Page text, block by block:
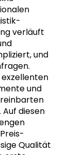
verläuft
und
und
diesen
Qualität